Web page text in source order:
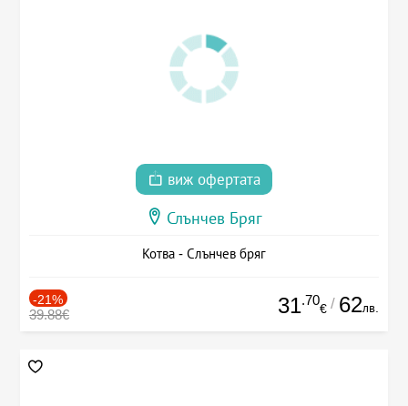
виж офертата
Слънчев Бряг
Котва - Слънчев бряг
-21%
39.88€ 31.70
€ / 62лв.